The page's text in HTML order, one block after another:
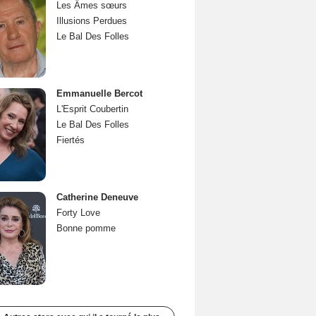
Les Âmes sœurs
Illusions Perdues
Le Bal Des Folles
Emmanuelle Bercot
L'Esprit Coubertin
Le Bal Des Folles
Fiertés
Catherine Deneuve
Forty Love
Bonne pomme